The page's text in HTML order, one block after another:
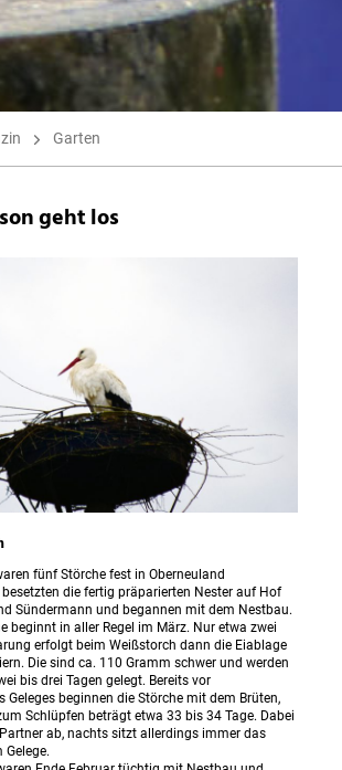
Garten
geht los
fünf Störche fest in Oberneuland
die fertig präparierten Nester auf Hof
Sündermann und begannen mit dem Nestbau.
beginnt in aller Regel im März. Nur etwa zwei
erfolgt beim Weißstorch dann die Eiablage
Die sind ca. 110 Gramm schwer und werden
bis drei Tagen gelegt. Bereits vor
Geleges beginnen die Störche mit dem Brüten,
Schlüpfen beträgt etwa 33 bis 34 Tage. Dabei
ab, nachts sitzt allerdings immer das
Gelege.